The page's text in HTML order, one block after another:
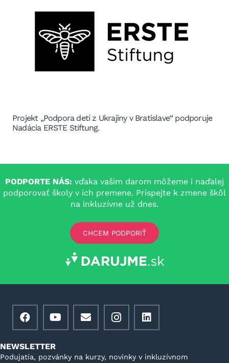
Projekt „Podpora detí z Ukrajiny v Bratislave“ podporuje
Nadácia ERSTE Stiftung.
PODPORTE NÁS: vďaka vašim darom môžeme i naďalej
podporovať školy v ich premene. Prispejte k zmene škôl
na inkluzívne už dnes.
CHCEM PODPORIŤ
NEWSLETTER
Podujatia, pozvánky na kurzy, novinky v inkluzívnom